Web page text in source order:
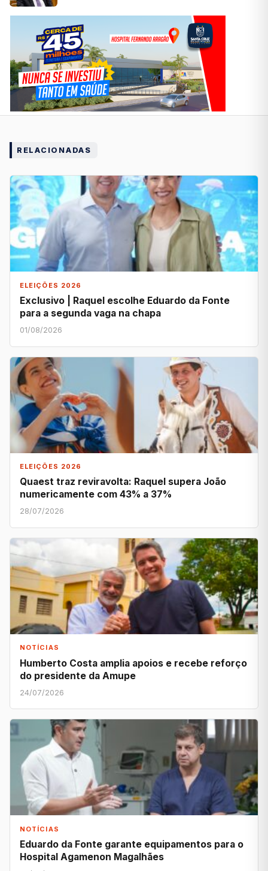
RELACIONADAS
ELEIÇÕES 2026
Exclusivo | Raquel escolhe Eduardo da Fonte
para a segunda vaga na chapa
01/08/2026
ELEIÇÕES 2026
Quaest traz reviravolta: Raquel supera João
numericamente com 43% a 37%
28/07/2026
NOTÍCIAS
Humberto Costa amplia apoios e recebe reforço
do presidente da Amupe
24/07/2026
NOTÍCIAS
Eduardo da Fonte garante equipamentos para o
Hospital Agamenon Magalhães